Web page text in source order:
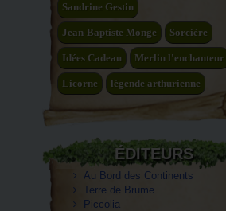
Sandrine Gestin
Jean-Baptiste Monge Sorcière
Idées Cadeau Merlin l'enchanteur
Licorne légende arthurienne
ÉDITEURS
Au Bord des Continents
Terre de Brume
Piccolia